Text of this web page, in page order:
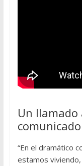
Un llamado
“En el dramático
estamos